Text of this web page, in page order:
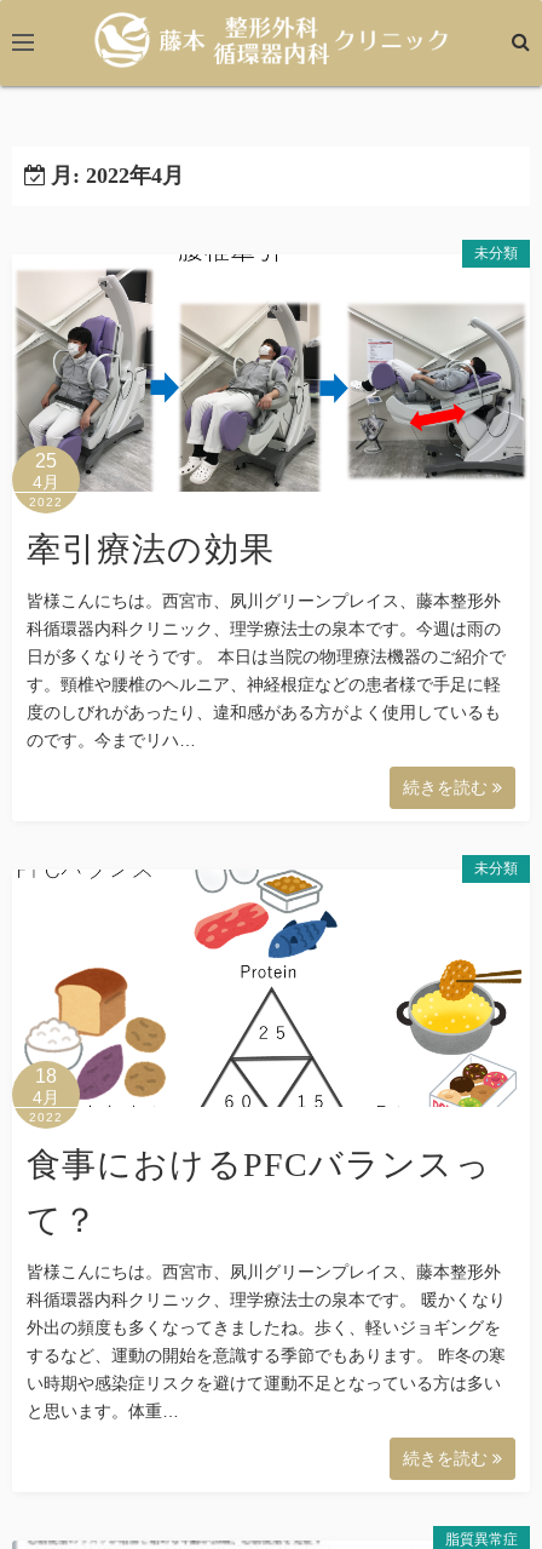
ン
月: 2022年4月
未分類
25
4月
2022
牽引療法の効果
皆様こんにちは。西宮市、夙川グリーンプレイス、藤本整形外
科循環器内科クリニック、理学療法士の泉本です。今週は雨の
日が多くなりそうです。 本日は当院の物理療法機器のご紹介で
す。頸椎や腰椎のヘルニア、神経根症などの患者様で手足に軽
度のしびれがあったり、違和感がある方がよく使用しているも
のです。今までリハ…
続きを読む
未分類
18
4月
2022
食事におけるPFCバランスっ
て？
皆様こんにちは。西宮市、夙川グリーンプレイス、藤本整形外
科循環器内科クリニック、理学療法士の泉本です。 暖かくなり
外出の頻度も多くなってきましたね。歩く、軽いジョギングを
するなど、運動の開始を意識する季節でもあります。 昨冬の寒
い時期や感染症リスクを避けて運動不足となっている方は多い
と思います。体重…
続きを読む
脂質異常症